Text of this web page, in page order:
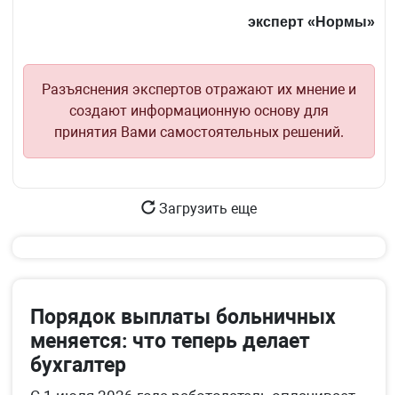
эксперт «Нормы»
Разъяснения экспертов отражают их мнение и
создают информационную основу для
принятия Вами самостоятельных решений.
Загрузить еще
Порядок выплаты больничных
меняется: что теперь делает
бухгалтер